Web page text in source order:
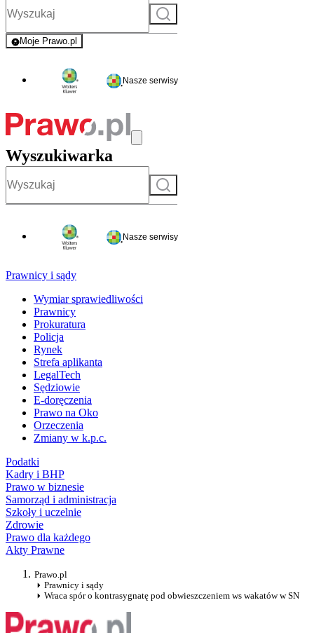
Szukaj
Moje Prawo.pl
- rejestracja i logowanie do serwisu
Nasze serwisy
Wyszukiwarka
Szukaj
Nasze serwisy
Prawnicy i sądy
Wymiar sprawiedliwości
Prawnicy
Prokuratura
Policja
Rynek
Strefa aplikanta
LegalTech
Sędziowie
E-doręczenia
Prawo na Oko
Orzeczenia
Zmiany w k.p.c.
Podatki
Kadry i BHP
Prawo w biznesie
Samorząd i administracja
Szkoły i uczelnie
Zdrowie
Prawo dla każdego
Akty Prawne
Prawo.pl
Prawnicy i sądy
Wraca spór o kontrasygnatę pod obwieszczeniem ws wakatów w SN